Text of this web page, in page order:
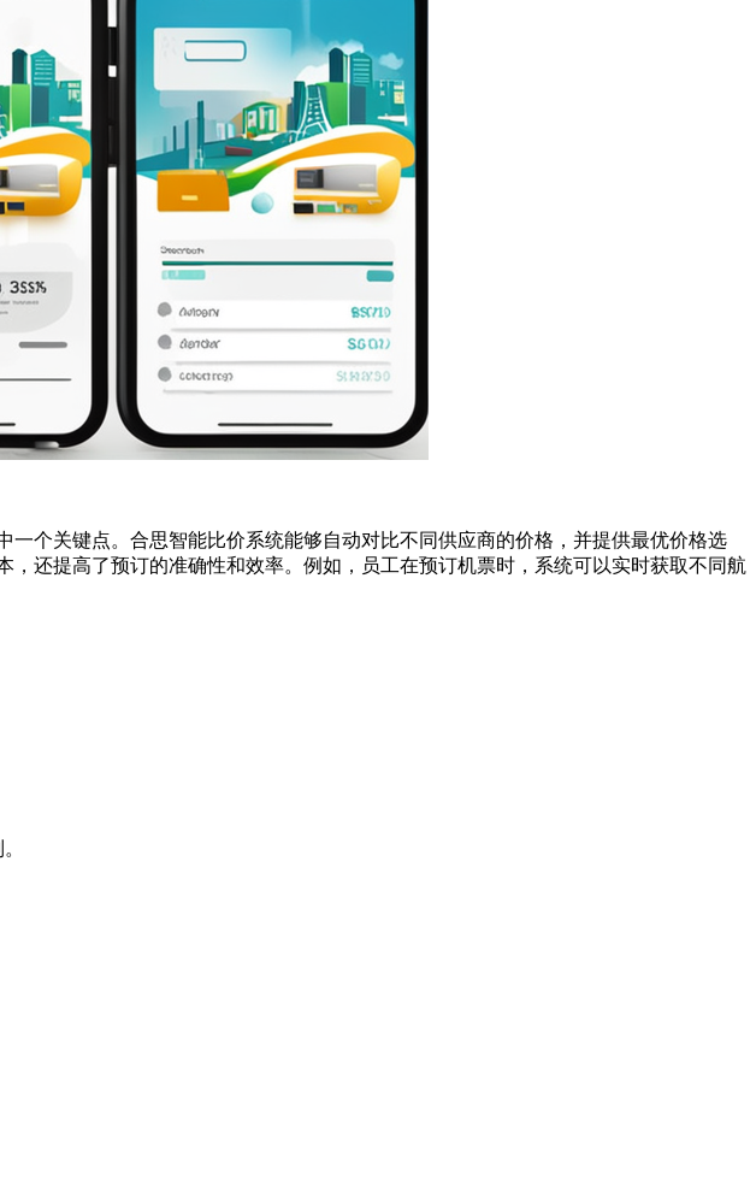
一个关键点。合思智能比价系统能够自动对比不同供应商的价格，并提供最优价格选
还提高了预订的准确性和效率。例如，员工在预订机票时，系统可以实时获取不同航